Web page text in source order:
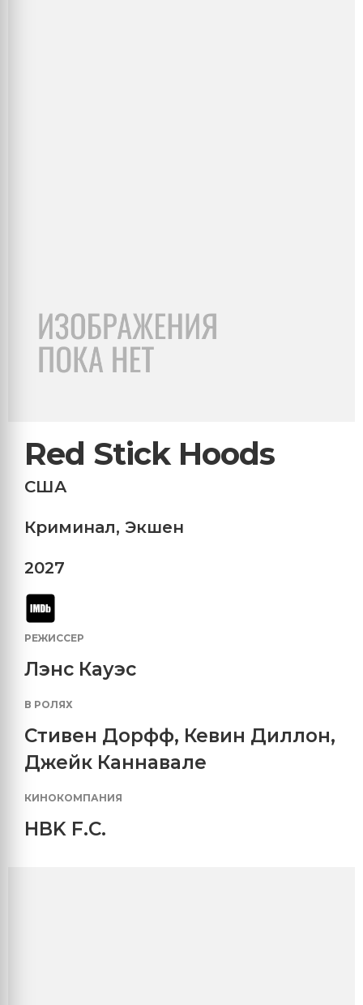
Red Stick Hoods
США
Криминал, Экшен
2027
РЕЖИССЕР
Лэнс Кауэс
В РОЛЯХ
Стивен Дорфф, Кевин Диллон,
Джейк Каннавале
КИНОКОМПАНИЯ
HBK F.C.